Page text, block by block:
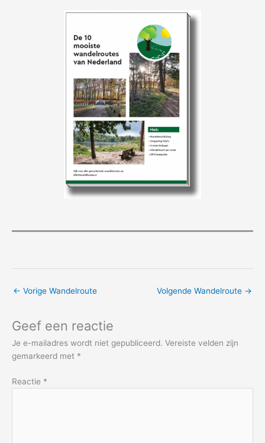
← Vorige Wandelroute Volgende Wandelroute →
Geef een reactie
Je e-mailadres wordt niet gepubliceerd. Vereiste velden zijn
gemarkeerd met *
Reactie *